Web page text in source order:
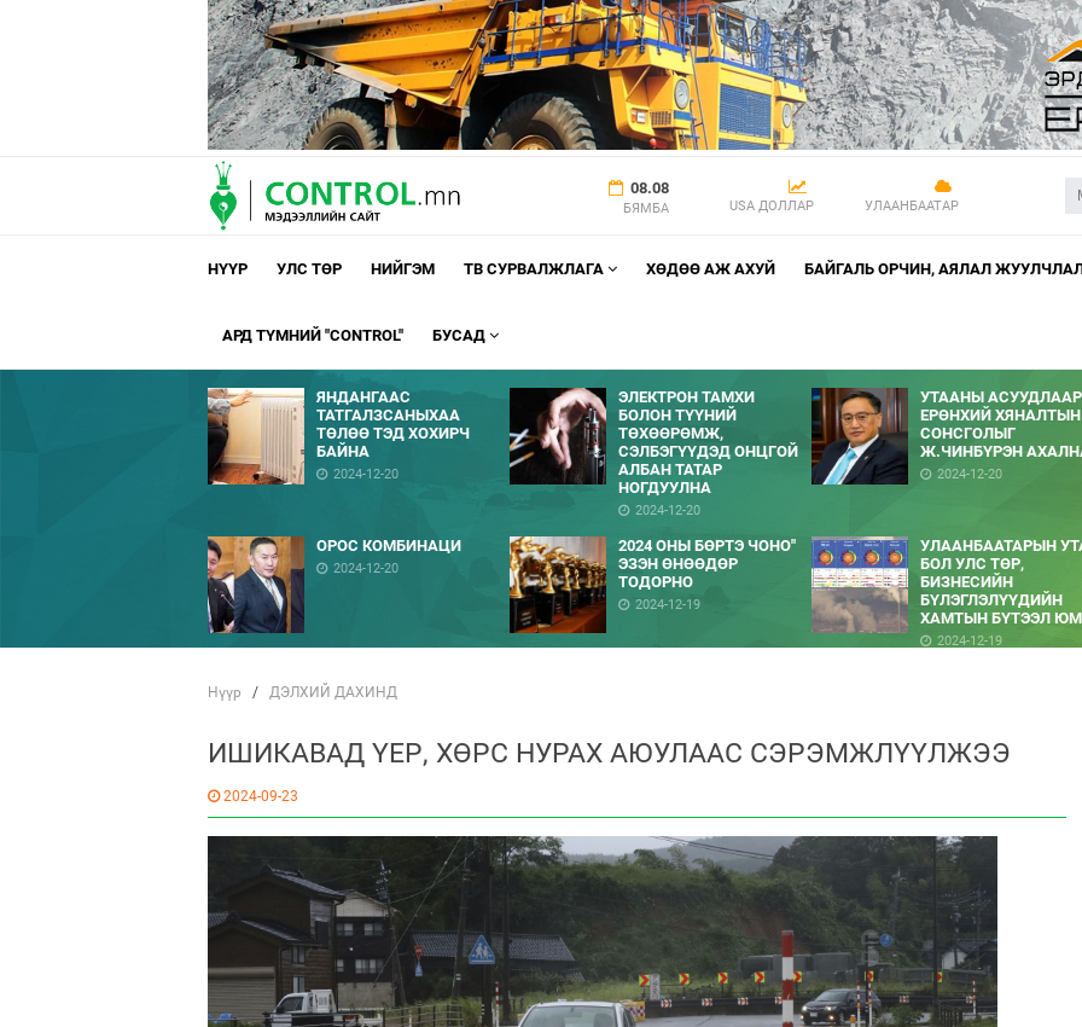
08.08
БЯМБА USA ДОЛЛАР УЛААНБААТАР
НҮҮР УЛС ТӨР НИЙГЭМ ТВ СУРВАЛЖЛАГА ХӨДӨӨ АЖ АХУЙ БАЙГАЛЬ ОРЧИН, АЯЛАЛ
АРД ТҮМНИЙ "CONTROL" БУСАД
ЯНДАНГААС
ТАТГАЛЗСАНЫХАА
ТӨЛӨӨ ТЭД ХОХИРЧ
БАЙНА
2024-12-20
ЭЛЕКТРОН ТАМХИ
БОЛОН ТҮҮНИЙ
ТӨХӨӨРӨМЖ,
СЭЛБЭГҮҮДЭД ОНЦГОЙ
АЛБАН ТАТАР
НОГДУУЛНА
2024-12-20
УТААНЫ АСУУДЛААР
ЕРӨНХИЙ ХЯНАЛТЫН
СОНСГОЛЫГ
Ж.ЧИНБҮРЭН
2024-12-20
ОРОС КОМБИНАЦИ
2024-12-20
2024 ОНЫ БӨРТЭ ЧОНО"
ЭЗЭН ӨНӨӨДӨР
ТОДОРНО
2024-12-19
УЛААНБААТАРЫН
БОЛ УЛС ТӨР,
БИЗНЕСИЙН
БҮЛЭГЛЭЛҮҮДИЙН
ХАМТЫН БҮТЭЭЛ ЮМ
2024-12-19
Нүүр / ДЭЛХИЙ ДАХИНД
ИШИКАВАД ҮЕР, ХӨРС НУРАХ АЮУЛААС СЭРЭМЖЛҮҮЛЖЭЭ
2024-09-23